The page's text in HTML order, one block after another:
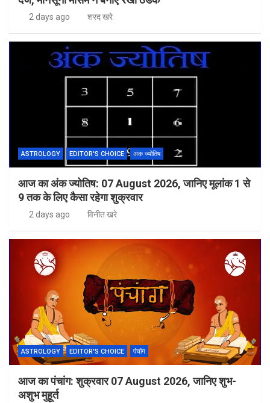
2 days ago शरद खरे
ASTROLOGY EDITOR'S CHOICE अंक ज्योतिष
आज का अंक ज्योतिष: 07 August 2026, जानिए मूलांक 1 से
9 तक के लिए कैसा रहेगा शुक्रवार
2 days ago विनीत खरे
ASTROLOGY EDITOR'S CHOICE पंचांग
आज का पंचांग: शुक्रवार 07 August 2026, जानिए शुभ-
अशुभ मुहूर्त